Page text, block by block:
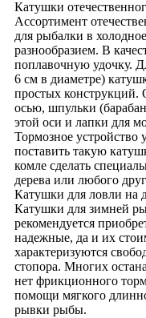
Катушки
Ассортимент
для рыбалки в
разнообразием. В
поплавочную удочку.
6 см в диаметре)
простых конструкций.
осью, шпульки
этой оси и лапки для
Тормозное устройство
поставить такую
комле сделать
дерева или любого
Катушки для ловли на
Катушки для зимней
рекомендуется
надежные, да и их
характеризуются
стопора. Многих
нет фрикционного
помощи мягкого
рывки рыбы.